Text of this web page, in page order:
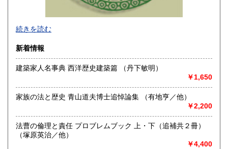
250円 和歌山県
鳥取県
岡山県
徳島県 250円
香川県 250円 愛媛県
高知県 福岡県
佐賀県 250円
☆大学・公共機関は公費払いを承りますので書類のご指示と
もお知らせ下さい。なお、公費で領収書がご必要の方は前払
☆掲載中の商品は弊社ホームページ等にて販売のものもあ
り、売り切れの節はご容赦下さい。
☆登録書籍は店頭にはございません。倉庫で在庫管理をして
いますので、ご来店いただいてもお手に取ることができませ
ん。またお引渡しは日数がかかりますことをご承知くださ
い。店頭で購入希望の場合は事前にご連絡をお願いいたしま
☆弊社ホームページよりOnline目録がご覧頂けます。
☆土日祝日は休業のためその前後のご注文品はご連絡、ご発
送が遅くなりますことご承知ください。
☆海外発送はEMSのみを取り扱います。送付先は英文表記で
続きを読む
新着情報
建築家人名事典 西洋歴史建築篇 （丹下敏明）
￥1,650
家族の法と歴史 青山道夫博士追悼論集 （有地亨／他）
￥2,200
法曹の倫理と責任 プロブレムブック 上・下（追補共２冊）
（塚原英治／他）
￥4,400